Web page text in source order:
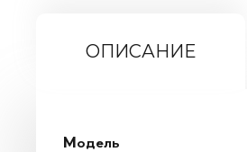
ОПИСАНИЕ
Модель